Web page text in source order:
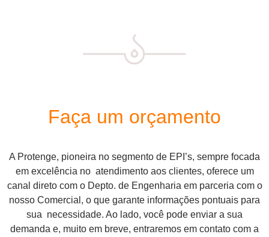
Faça um orçamento
A Protenge, pioneira no segmento de EPI’s, sempre focada
em excelência no atendimento aos clientes, oferece um
canal direto com o Depto. de Engenharia em parceria com o
nosso Comercial, o que garante informações pontuais para
sua necessidade. Ao lado, você pode enviar a sua
demanda e, muito em breve, entraremos em contato com a